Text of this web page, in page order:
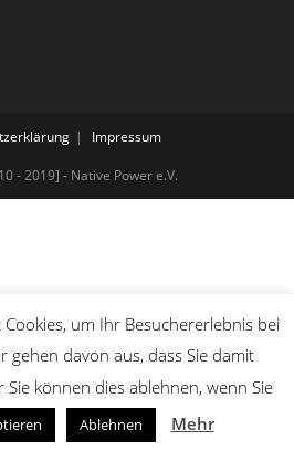
Impressum
- 2019] - Native Power e.V.
um Ihr Besuchererlebnis bei
gehen davon aus, dass Sie damit
können dies ablehnen, wenn Sie
Ablehnen Mehr